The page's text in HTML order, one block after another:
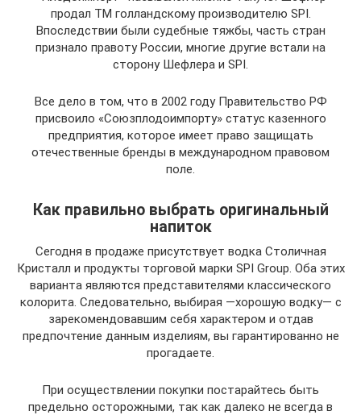
продал ТМ голландскому производителю SPI.
Впоследствии были судебные тяжбы, часть стран
признало правоту России, многие другие встали на
сторону Шефлера и SPI.
Все дело в том, что в 2002 году Правительство РФ
присвоило «Союзплодоимпорту» статус казенного
предприятия, которое имеет право защищать
отечественные бренды в международном правовом
поле.
Как правильно выбрать оригинальный
напиток
Сегодня в продаже присутствует водка Столичная
Кристалл и продукты торговой марки SPI Group. Оба этих
варианта являются представителями классического
колорита. Следовательно, выбирая —хорошую водку— с
зарекомендовавшим себя характером и отдав
предпочтение данным изделиям, вы гарантированно не
прогадаете.
При осуществлении покупки постарайтесь быть
предельно осторожными, так как далеко не всегда в